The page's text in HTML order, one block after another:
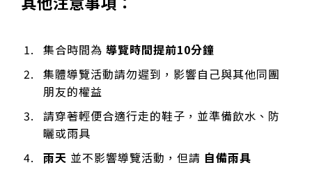
集合時間為 導覽時間提前10分鐘
集體導覽活動請勿遲到，影響自己與其他同團
朋友的權益
請穿著輕便合適行走的鞋子，並準備飲水、防
曬或雨具
雨天 並不影響導覽活動，但請 自備雨具